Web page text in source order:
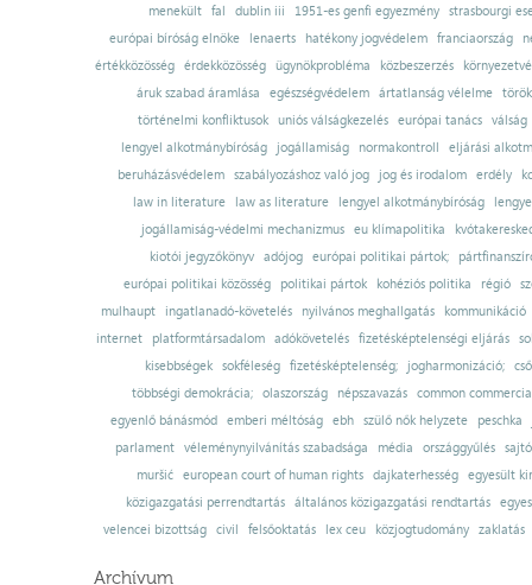
menekült
fal dublin iii 1951-es genfi egyezmény
strasbourgi
európai bíróság elnöke
lenaerts hatékony jogvédelem franciaország
értékközösség
érdekközösség ügynökprobléma közbeszerzés
áruk szabad áramlása
egészségvédelem ártatlanság vélelme
történelmi konfliktusok uniós válságkezelés európai tanács válság
lengyel alkotmánybíróság
jogállamiság normakontroll
eljárási
beruházásvédelem
szabályozáshoz való jog jog és irodalom erdély
law in literature
law as literature lengyel alkotmánybíróság
jogállamiság-védelmi mechanizmus
eu klímapolitika
kiotói jegyzőkönyv adójog európai politikai pártok;
európai politikai közösség
politikai pártok kohéziós politika régió
mulhaupt
ingatlanadó-követelés nyilvános meghallgatás
kommunikáció
internet
platformtársadalom adókövetelés fizetésképtelenségi eljárás
kisebbségek sokféleség fizetésképtelenség; jogharmonizáció;
többségi demokrácia; olaszország népszavazás common
egyenlő bánásmód emberi méltóság ebh szülő nők helyzete
peschka
parlament
véleménynyilvánítás szabadsága média országgyűlés
muršić
european court of human rights dajkaterhesség
egyesült
közigazgatási perrendtartás
általános közigazgatási rendtartás
velencei bizottság
civil felsőoktatás lex ceu közjogtudomány zaklatás
Archívum